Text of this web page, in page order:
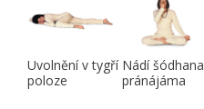
Uvolnění v tygří
poloze
Nádí šódhana
pránájáma